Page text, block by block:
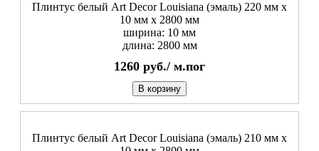
Плинтус белый Art Decor Louisiana (эмаль) 220 мм х
10 мм х 2800 мм
ширина: 10 мм
длина: 2800 мм
1260 руб./ м.пог
В корзину
Плинтус белый Art Decor Louisiana (эмаль) 210 мм х